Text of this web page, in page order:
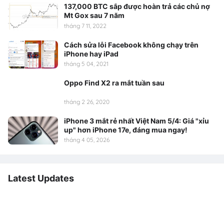
137,000 BTC sắp được hoàn trả các chủ nợ
Mt Gox sau 7 năm
tháng 7 11, 2022
Cách sửa lỗi Facebook không chạy trên
iPhone hay iPad
tháng 5 04, 2021
Oppo Find X2 ra mắt tuần sau
tháng 2 26, 2020
iPhone 3 mắt rẻ nhất Việt Nam 5/4: Giá "xỉu
up" hơn iPhone 17e, đáng mua ngay!
tháng 4 05, 2026
Latest Updates